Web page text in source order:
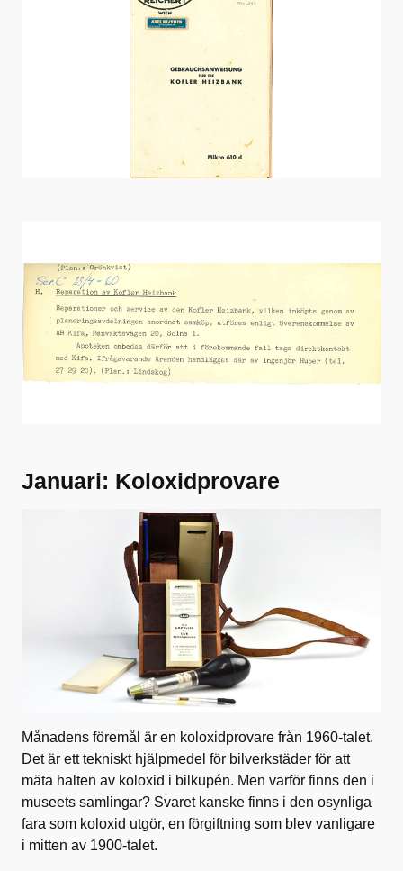
Januari: Koloxidprovare
Månadens föremål är en koloxidprovare från 1960-talet.
Det är ett tekniskt hjälpmedel för bilverkstäder för att
mäta halten av koloxid i bilkupén. Men varför finns den i
museets samlingar? Svaret kanske finns i den osynliga
fara som koloxid utgör, en förgiftning som blev vanligare
i mitten av 1900-talet.